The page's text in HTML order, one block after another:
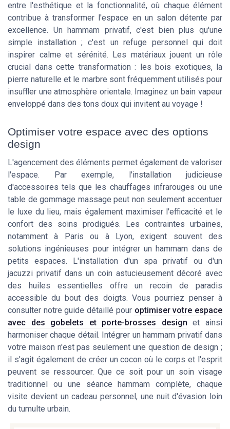
entre l'esthétique et la fonctionnalité, où chaque élément
contribue à transformer l'espace en un salon détente par
excellence. Un hammam privatif, c'est bien plus qu'une
simple installation ; c'est un refuge personnel qui doit
inspirer calme et sérénité. Les matériaux jouent un rôle
crucial dans cette transformation : les bois exotiques, la
pierre naturelle et le marbre sont fréquemment utilisés pour
insuffler une atmosphère orientale. Imaginez un bain vapeur
enveloppé dans des tons doux qui invitent au voyage !
Optimiser votre espace avec des options
design
L'agencement des éléments permet également de valoriser
l'espace. Par exemple, l'installation judicieuse
d'accessoires tels que les chauffages infrarouges ou une
table de gommage massage peut non seulement accentuer
le luxe du lieu, mais également maximiser l'efficacité et le
confort des soins prodigués. Les contraintes urbaines,
notamment à Paris ou à Lyon, exigent souvent des
solutions ingénieuses pour intégrer un hammam dans de
petits espaces. L'installation d'un spa privatif ou d'un
jacuzzi privatif dans un coin astucieusement décoré avec
des huiles essentielles offre un recoin de paradis
accessible du bout des doigts. Vous pourriez penser à
consulter notre guide détaillé pour optimiser votre espace
avec des gobelets et porte-brosses design et ainsi
harmoniser chaque détail. Intégrer un hammam privatif dans
votre maison n'est pas seulement une question de design ;
il s'agit également de créer un cocon où le corps et l'esprit
peuvent se ressourcer. Que ce soit pour un soin visage
traditionnel ou une séance hammam complète, chaque
visite devient un cadeau personnel, une nuit d'évasion loin
du tumulte urbain.